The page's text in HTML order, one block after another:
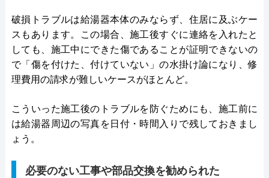
破損トラブルは給湯器本体のみならず、住居に及ぶケー
スもあります。この場合、施工後すぐに連絡を入れたと
しても、施工中にできた傷であることが証明できないの
で「傷を付けた、付けていない」の水掛け論になり、修
理費用の請求が難しいケースがほとんど。
こういった施工後のトラブルを防ぐためにも、施工前に
は給湯器周辺の写真を日付・時間入りで残しておきまし
ょう。
必要のない工事や部品交換を勧められた